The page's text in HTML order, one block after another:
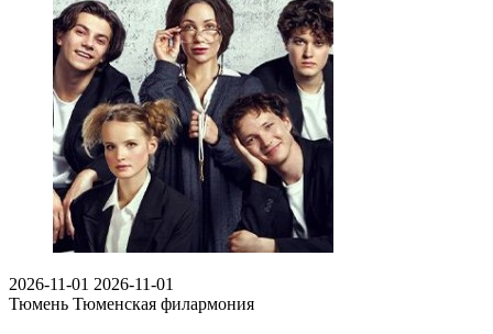
2026-11-01 2026-11-01
Тюмень Тюменская филармония